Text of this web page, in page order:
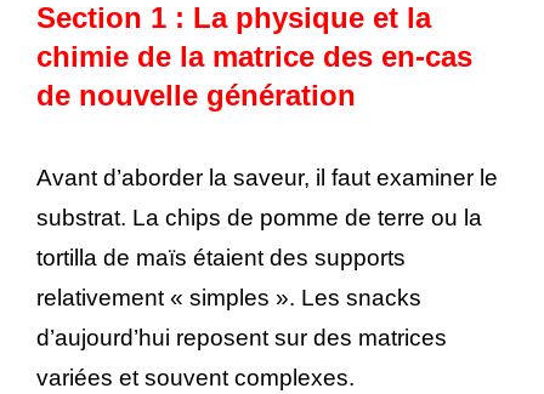
Section 1 : La physique et la
chimie de la matrice des en-cas
de nouvelle génération
Avant d’aborder la saveur, il faut examiner le
substrat. La chips de pomme de terre ou la
tortilla de maïs étaient des supports
relativement « simples ». Les snacks
d’aujourd’hui reposent sur des matrices
variées et souvent complexes.